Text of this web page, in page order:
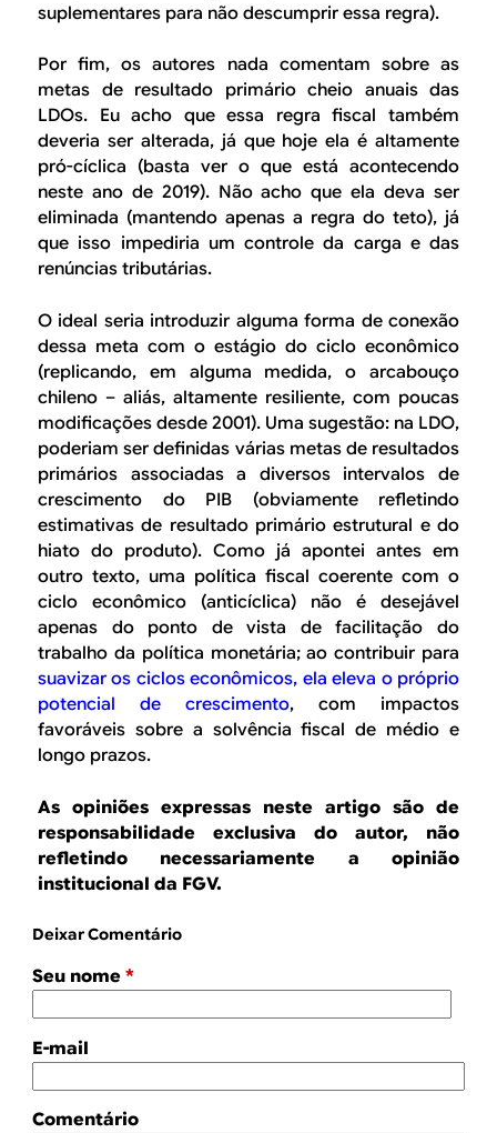
suplementares para não descumprir essa regra).
Por fim, os autores nada comentam sobre as
metas de resultado primário cheio anuais das
LDOs. Eu acho que essa regra fiscal também
deveria ser alterada, já que hoje ela é altamente
pró-cíclica (basta ver o que está acontecendo
neste ano de 2019). Não acho que ela deva ser
eliminada (mantendo apenas a regra do teto), já
que isso impediria um controle da carga e das
renúncias tributárias.
O ideal seria introduzir alguma forma de conexão
dessa meta com o estágio do ciclo econômico
(replicando, em alguma medida, o arcabouço
chileno – aliás, altamente resiliente, com poucas
modificações desde 2001). Uma sugestão: na LDO,
poderiam ser definidas várias metas de resultados
primários associadas a diversos intervalos de
crescimento do PIB (obviamente refletindo
estimativas de resultado primário estrutural e do
hiato do produto). Como já apontei antes em
outro texto, uma política fiscal coerente com o
ciclo econômico (anticíclica) não é desejável
apenas do ponto de vista de facilitação do
trabalho da política monetária; ao contribuir para
suavizar os ciclos econômicos, ela eleva o próprio
potencial de crescimento, com impactos
favoráveis sobre a solvência fiscal de médio e
longo prazos.
As opiniões expressas neste artigo são de
responsabilidade exclusiva do autor, não
refletindo necessariamente a opinião
institucional da FGV.
Deixar Comentário
Seu nome *
E-mail
Comentário